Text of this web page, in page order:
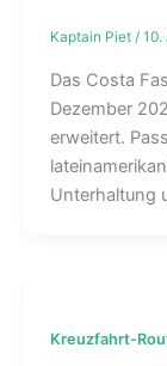
Kaptain Piet / 10.
Das Costa
Dezember
erweitert.
Unterhaltung
Kreuzfahrt-